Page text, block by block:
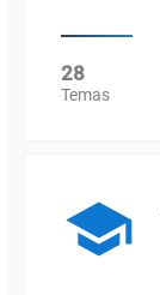
28
Temas